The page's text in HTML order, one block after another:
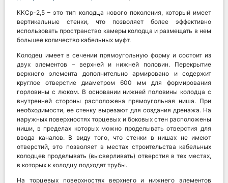
ККСр-2,5 – это тип колодца нового поколения, который имеет
вертикальные стенки, что позволяет более эффективно
использовать пространство камеры колодца и размещать в нем
большее количество кабельных муфт.
Колодец имеет в сечении прямоугольную форму и состоит из
двух элементов – верхней и нижней половин. Перекрытие
верхнего элемента дополнительно армировано и содержит
круглое отверстие диаметром 600 мм для формирования
горловины с люком. В основании нижней половины колодца с
внутренней стороны расположена прямоугольная ниша. При
необходимости, ее стенку вырезают для создания дренажа. На
наружных поверхностях торцевых и боковых стен расположены
ниши, в пределах которых можно проделывать отверстия для
ввода каналов. В виду того, что стенки в нишах не имеют
отверстий, это позволяет в местах строительства кабельных
колодцев проделывать (высверливать) отверстия в тех местах,
в которых к колодцу подходят трубы.
На торцевых поверхностях верхнего и нижнего элементов